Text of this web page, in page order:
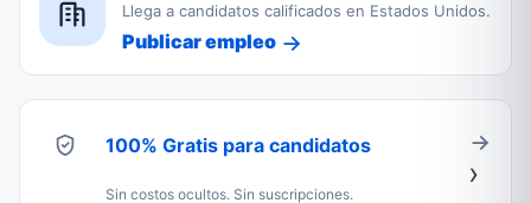
Llega a candidatos calificados en Estados Unidos.
Publicar empleo
100% Gratis para candidatos
Sin costos ocultos. Sin suscripciones.